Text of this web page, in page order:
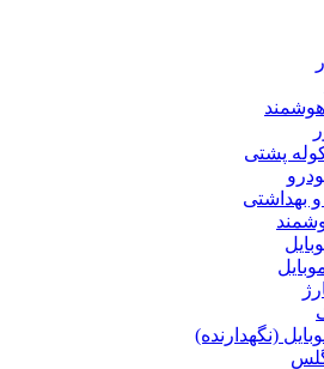
پشتی
و بهداشتی
(نگهدارنده)